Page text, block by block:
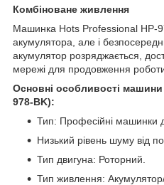
Комбіноване живлення
Машинка Hots Professional HP-
акумулятора, але і
акумулятор розряджається,
мережі для продовження
Основні особливості
978-BK):
Тип: Професійні машинки
Низький рівень шуму від
Тип двигуна: Роторний.
Тип живлення: